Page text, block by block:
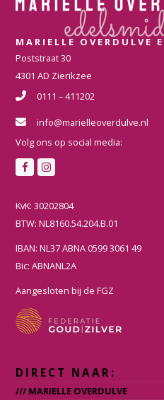
MARIELLE OVERDULVE
Poststraat 30
4301 AD Zierikzee
0111 – 411202
info@marielleoverdulve.nl
Volg ons op social media:
F
c
e
o
o
k
s
t
g
r
a
KvK: 30202804
BTW: NL8160.54.204.B.01
IBAN: NL37 ABNA 0599 3061 49
Bic: ABNANL2A
Aangesloten bij de FGZ
DIRECT NAAR:
/// MARIELLE OVERDULVE